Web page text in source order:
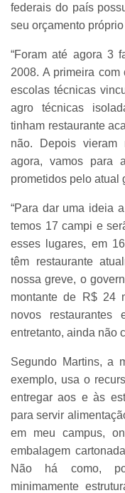
federais do país
seu orçamento
“Foram até agora 3
2008. A primeira
escolas técnicas
agro técnicas
tinham restaurante
não. Depois
agora, vamos para
prometidos pelo atual
“Para dar uma ideia
temos 17 campi e
esses lugares, em
têm restaurante
nossa greve, o
montante de R$ 24
novos
entretanto, ainda não
Segundo Martins, a
exemplo, usa o
entregar aos e às
para servir
em meu campus,
embalagem
Não há como,
minimamente